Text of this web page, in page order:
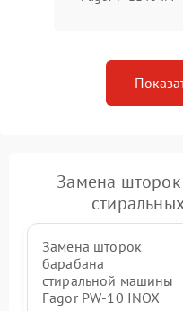
Замена
Замена шторок
барабана
стиральной машины
Fagor PW-10 INOX